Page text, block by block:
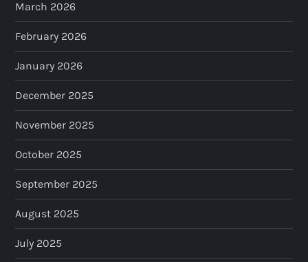
March 2026
February 2026
January 2026
December 2025
November 2025
October 2025
September 2025
August 2025
July 2025